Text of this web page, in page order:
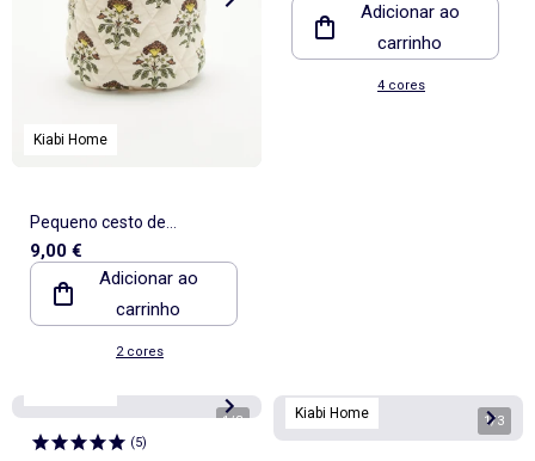
Kiabi Home
Pequeno cesto de
arrumação estampado -
Kiabi Home
9,00 €
Adicionar ao
carrinho
2 cores
Home
Adicionar ao
carrinho
4 cores
1/3
(5)
Kiabi Home 1/3